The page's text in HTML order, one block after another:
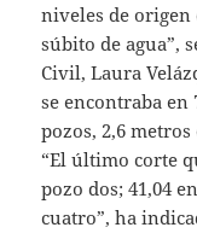
niveles de origen
súbito de agua”,
Civil, Laura
se encontraba
pozos, 2,6
“El último corte
pozo dos; 41,04
cuatro”, ha